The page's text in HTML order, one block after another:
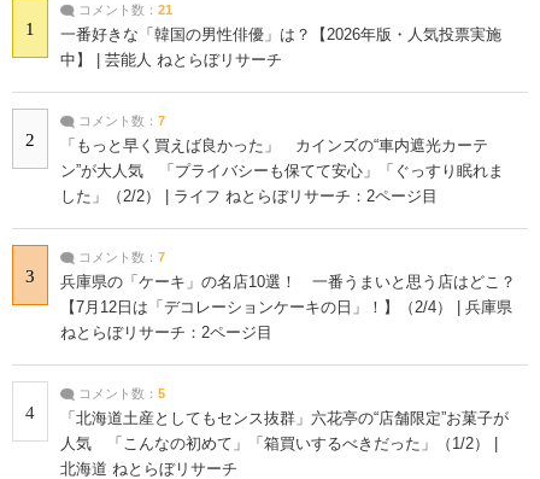
1
コメント数： 21
一番好きな「韓国の男性俳優」は？【2026年版・人気投票実施
中】 | 芸能人 ねとらぼリサーチ
2
コメント数： 7
「もっと早く買えば良かった」 カインズの“車内遮光カーテ
ン”が大人気 「プライバシーも保てて安心」「ぐっすり眠れま
した」（2/2） | ライフ ねとらぼリサーチ：2ページ目
3
コメント数： 7
兵庫県の「ケーキ」の名店10選！ 一番うまいと思う店はどこ？
【7月12日は「デコレーションケーキの日」！】（2/4） | 兵庫県
ねとらぼリサーチ：2ページ目
4
コメント数： 5
「北海道土産としてもセンス抜群」六花亭の“店舗限定”お菓子が
人気 「こんなの初めて」「箱買いするべきだった」（1/2） |
北海道 ねとらぼリサーチ